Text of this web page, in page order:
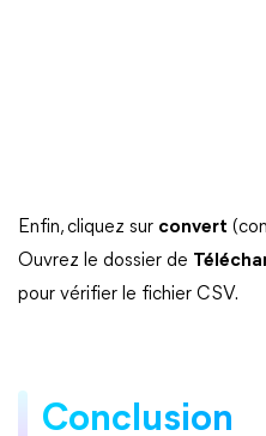
Enfin, cliquez sur convert
Ouvrez le dossier de
pour vérifier le fichier CSV.
Conclusion